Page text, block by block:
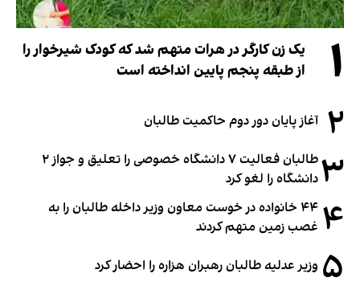
۱
یک زن کارگر در هرات متهم شد که کودک شیرخوار را
از طبقه پنجم پایین انداخته است
۲ آغاز پایان دور دوم حاکمیت طالبان
۳
طالبان فعالیت ۷ دانشگاه خصوصی را تعلیق و جواز ۲
دانشگاه را لغو کرد
۴
۴۴ خانواده در خوست معاون وزیر داخله طالبان را به
غصب زمین متهم کردند
۵ وزیر عدلیه طالبان رهبران هزاره را احضار کرد